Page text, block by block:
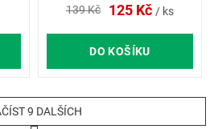
139 Kč 125 Kč / ks
DO KOŠÍKU
9 DALŠÍCH